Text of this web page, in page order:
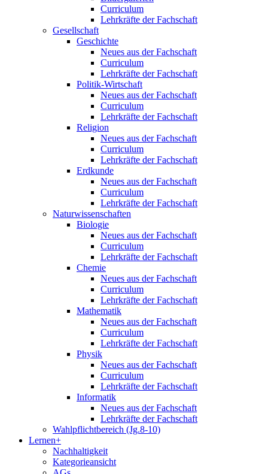
Curriculum
Lehrkräfte der Fachschaft
Gesellschaft
Geschichte
Neues aus der Fachschaft
Curriculum
Lehrkräfte der Fachschaft
Politik-Wirtschaft
Neues aus der Fachschaft
Curriculum
Lehrkräfte der Fachschaft
Religion
Neues aus der Fachschaft
Curriculum
Lehrkräfte der Fachschaft
Erdkunde
Neues aus der Fachschaft
Curriculum
Lehrkräfte der Fachschaft
Naturwissenschaften
Biologie
Neues aus der Fachschaft
Curriculum
Lehrkräfte der Fachschaft
Chemie
Neues aus der Fachschaft
Curriculum
Lehrkräfte der Fachschaft
Mathematik
Neues aus der Fachschaft
Curriculum
Lehrkräfte der Fachschaft
Physik
Neues aus der Fachschaft
Curriculum
Lehrkräfte der Fachschaft
Informatik
Neues aus der Fachschaft
Lehrkräfte der Fachschaft
Wahlpflichtbereich (Jg.8-10)
Lernen+
Nachhaltigkeit
Kategorieansicht